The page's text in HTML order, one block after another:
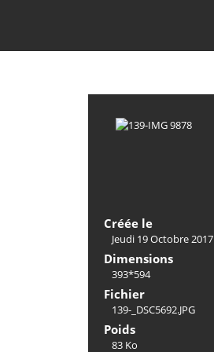
Créée le
Jeudi 19 Octobre 2017
Dimensions
393*594
Fichier
139-_DSC5692.JPG
Poids
83 Ko